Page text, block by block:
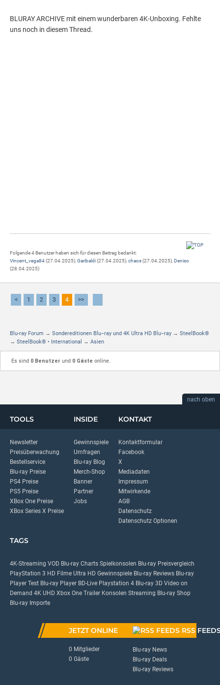
BLURAY ARCHIVE mit einem wunderbaren 4K-Unboxing. Fehlte
uns noch in diesem Thread.
Folgende 4 Benutzer haben sich für diesen Beitrag bedankt:
Vincent_vega84(27.04.2025), Garibaldi(27.04.2025), chaos(27.04.2025), Deniso
(28.04.2025)
< 1 2 3 4 >>
Blu-ray Forum → Sondereditionen Blu−ray und 4K Ultra HD Blu−ray → SteelBook®
→ SteelBook® • International → Asien
Es sind 0 Benutzer und 0 Gäste online.
nach oben
TOOLS
Newsletter
Preisüberwachung
Bestellservice
Blu-ray Preise
PS4 Preise
PS5 Preise
XBox One Preise
XBox Series X Preise
INSIDE
Gewinnspiele
Umfragen
Blu-ray Blog
Merch-Shop
Banner
Partner
Jobs
KONTAKT
Kontaktformular
Facebook
X
Mediadaten
Impressum
Mitwirkende
AGB
Datenschutz
Datenschutz Optionen
TAGS
4K-Streaming VOD Blu-ray Charts Spielkonsolen Blu-ray Preisvergleich
PlayStation 3 HD Filme Ultra HD Gewinnspiele Blu-ray Reviews Blu-ray
Player Test Blu-ray Player BD-Live Playstation 4 Blu-ray 3D Video on
Demand 4K UHD Xbox One Trailer Konsolen Streaming Blu-ray Shop
Blu-ray Importe
JETZT ONLINE
0 Mitglieder
0 Gäste
RSS
Blu-ray News
Blu-ray Deals
Blu-ray Reviews